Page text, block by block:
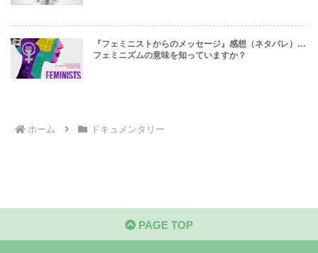
『フェミニストからのメッセージ』感想（ネタバレ）…
フェミニズムの意味を知っていますか？
ホーム ドキュメンタリー
PAGE TOP